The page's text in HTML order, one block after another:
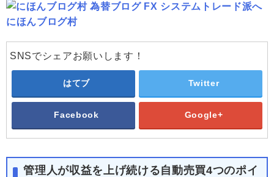
にほんブログ村
SNSでシェアお願いします！
はてブ Twitter
Facebook Google+
管理人が収益を上げ続ける自動売買4つのポイ